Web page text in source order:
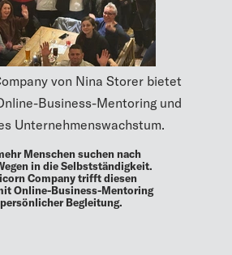
von Nina Storer bietet
Business-Mentoring und
Unternehmenswachstum.
Menschen suchen nach
in die Selbstständigkeit.
Company trifft diesen
Online-Business-Mentoring
Begleitung.